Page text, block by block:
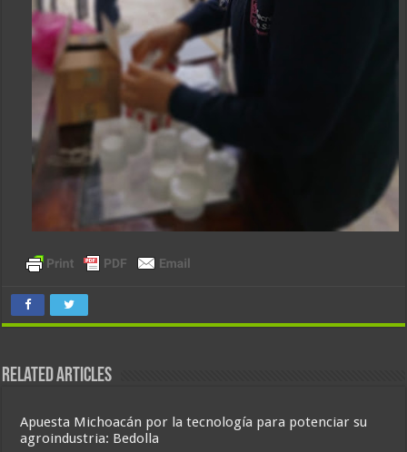
Related Articles
Apuesta Michoacán por la tecnología para potenciar su
agroindustria: Bedolla